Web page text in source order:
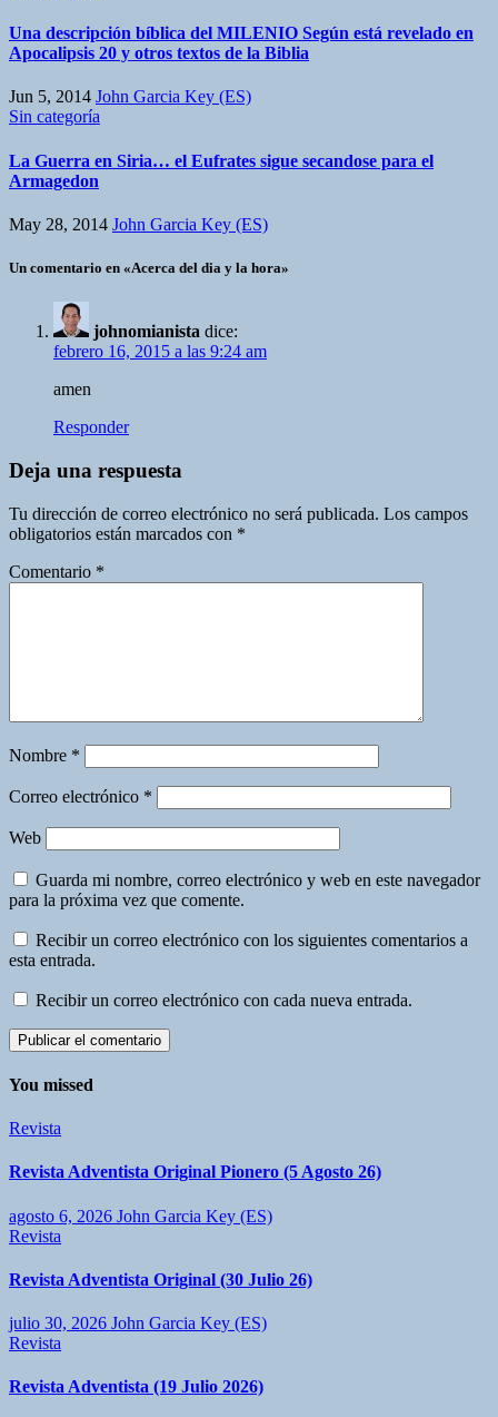
Una descripción bíblica del MILENIO Según está revelado en
Apocalipsis 20 y otros textos de la Biblia
Jun 5, 2014 John Garcia Key (ES)
Sin categoría
La Guerra en Siria… el Eufrates sigue secandose para el
Armagedon
May 28, 2014 John Garcia Key (ES)
Un comentario en «Acerca del dia y la hora»
johnomianista dice:
febrero 16, 2015 a las 9:24 am
amen
Responder
Deja una respuesta
Tu dirección de correo electrónico no será publicada. Los campos
obligatorios están marcados con *
Comentario *
Nombre *
Correo electrónico *
Web
Guarda mi nombre, correo electrónico y web en este navegador
para la próxima vez que comente.
Recibir un correo electrónico con los siguientes comentarios a
esta entrada.
Recibir un correo electrónico con cada nueva entrada.
You missed
Revista
Revista Adventista Original Pionero (5 Agosto 26)
agosto 6, 2026 John Garcia Key (ES)
Revista
Revista Adventista Original (30 Julio 26)
julio 30, 2026 John Garcia Key (ES)
Revista
Revista Adventista (19 Julio 2026)